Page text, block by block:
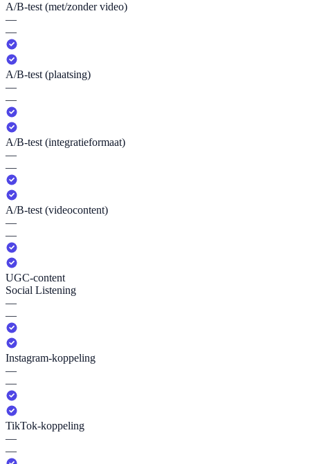
A/B-test (met/zonder video)
—
—
A/B-test (plaatsing)
—
—
A/B-test (integratieformaat)
—
—
A/B-test (videocontent)
—
—
UGC-content
Social Listening
—
—
Instagram-koppeling
—
—
TikTok-koppeling
—
—